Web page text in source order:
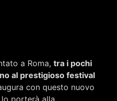
a Roma,tra i pochi
al prestigioso festival
con questo nuovo
porterà alla